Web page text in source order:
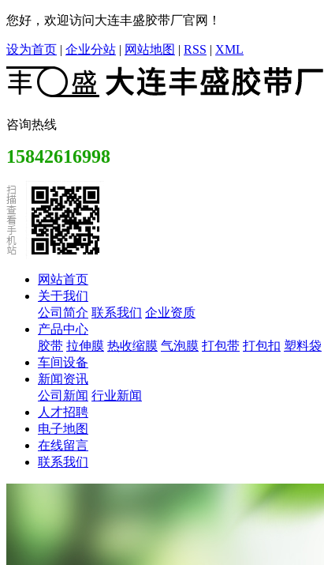
您好，欢迎访问大连丰盛胶带厂官网！
设为首页 | 企业分站 | 网站地图 | RSS | XML
咨询热线
15842616998
网站首页
关于我们
公司简介 联系我们 企业资质
产品中心
胶带 拉伸膜 热收缩膜 气泡膜 打包带 打包扣 塑料袋
车间设备
新闻资讯
公司新闻 行业新闻
人才招聘
电子地图
在线留言
联系我们